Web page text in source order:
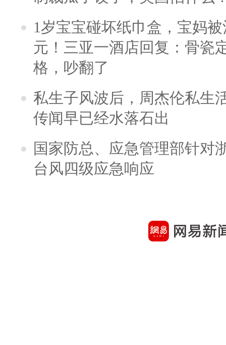
1岁宝宝碰坏纸巾盒，宝妈
元！三亚一酒店回复：骨瓷
格，吵翻了
私生子风波后，周杰伦私生
传闻早已经水落石出
国家防总、应急管理部针对
台风四级应急响应